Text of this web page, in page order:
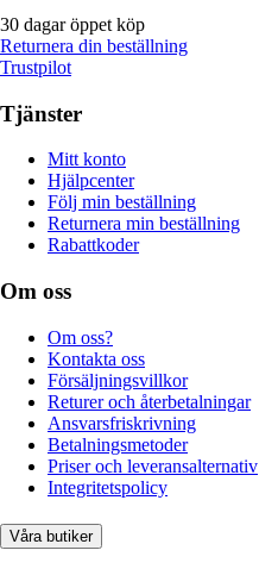
30 dagar öppet köp
Returnera din beställning
Trustpilot
Tjänster
Mitt konto
Hjälpcenter
Följ min beställning
Returnera min beställning
Rabattkoder
Om oss
Om oss?
Kontakta oss
Försäljningsvillkor
Returer och återbetalningar
Ansvarsfriskrivning
Betalningsmetoder
Priser och leveransalternativ
Integritetspolicy
Våra butiker